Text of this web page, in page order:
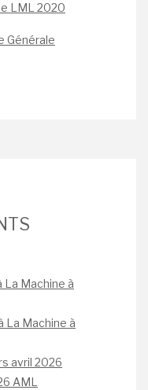
LML 2020
Générale
Machine à
La Machine à
avril 2026
AML